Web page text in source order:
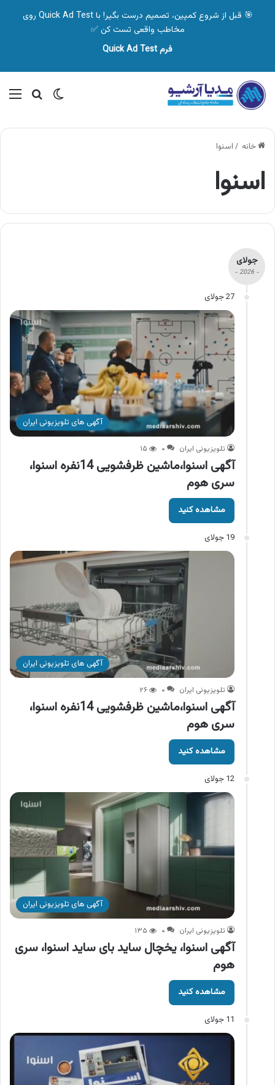
🎯 قبل از شروع کمپین، تصمیم درست بگیر! با Quick Ad Test روی
مخاطب واقعی تست کن ✅
فرم Quick Ad Test
تغییر پوسته
خانه / اسنوا
اسنوا
جولای
- 2026 -
27 جولای
آگهی های تلویزیونی ایران
تلویزیونی ایران ۰ ۱۵
آگهی اسنوا،ماشین ظرفشویی 14نفره اسنوا،
سری هوم
مشاهده کنید
19 جولای
آگهی های تلویزیونی ایران
تلویزیونی ایران ۰ ۲۶
آگهی اسنوا،ماشین ظرفشویی 14نفره اسنوا،
سری هوم
مشاهده کنید
12 جولای
آگهی های تلویزیونی ایران
تلویزیونی ایران ۰ ۱۳۵
آگهی اسنوا، یخچال ساید بای ساید اسنوا، سری
هوم
مشاهده کنید
11 جولای